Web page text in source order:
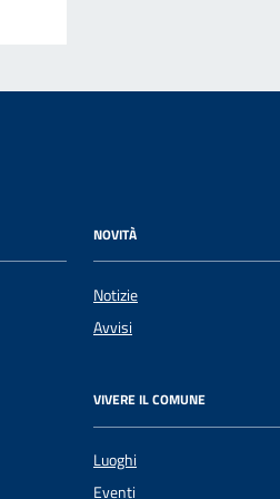
NOVITÀ
Notizie
Avvisi
VIVERE IL COMUNE
Luoghi
Eventi